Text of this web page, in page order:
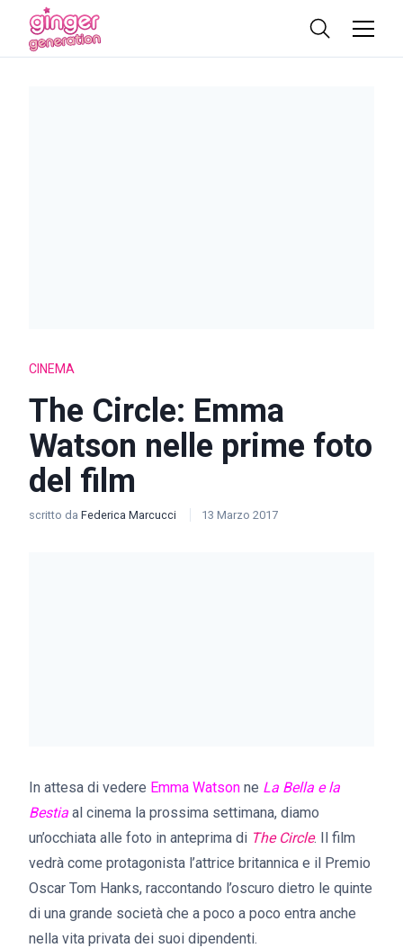
CINEMA
The Circle: Emma
Watson nelle prime foto
del film
scritto da Federica Marcucci 13 Marzo 2017
In attesa di vedere Emma Watson ne La Bella e la
Bestia al cinema la prossima settimana, diamo
un’occhiata alle foto in anteprima di The Circle. Il film
vedrà come protagonista l’attrice britannica e il Premio
Oscar Tom Hanks, raccontando l’oscuro dietro le quinte
di una grande società che a poco a poco entra anche
nella vita privata dei suoi dipendenti.